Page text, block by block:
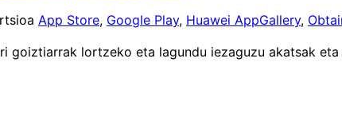
App Store, Google Play, Huawei AppGallery,
goiztiarrak lortzeko eta lagundu iezaguzu akatsak